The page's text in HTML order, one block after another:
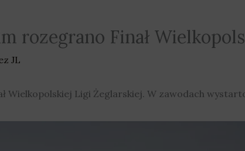
rozegrano Finał
JL
Wielkopolskiej Ligi Żeglarskiej. W zawodach